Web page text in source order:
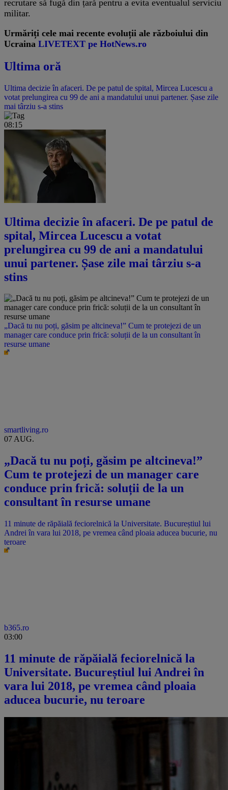
recrutare să fugă din țară pentru a evita eventualul serviciu
militar.
Urmăriți cele mai recente evoluții ale războiului din
Ucraina LIVETEXT pe HotNews.ro
Ultima oră
Ultima decizie în afaceri. De pe patul de spital, Mircea Lucescu a
votat prelungirea cu 99 de ani a mandatului unui partener. Șase zile
mai târziu s-a stins
08:15
Ultima decizie în afaceri. De pe patul de
spital, Mircea Lucescu a votat
prelungirea cu 99 de ani a mandatului
unui partener. Șase zile mai târziu s-a
stins
„Dacă tu nu poți, găsim pe altcineva!” Cum te protejezi de un
manager care conduce prin frică: soluții de la un consultant în
resurse umane
smartliving.ro
07 AUG.
„Dacă tu nu poți, găsim pe altcineva!”
Cum te protejezi de un manager care
conduce prin frică: soluții de la un
consultant în resurse umane
11 minute de răpăială feciorelnică la Universitate. Bucureștiul lui
Andrei în vara lui 2018, pe vremea când ploaia aducea bucurie, nu
teroare
b365.ro
03:00
11 minute de răpăială feciorelnică la
Universitate. Bucureștiul lui Andrei în
vara lui 2018, pe vremea când ploaia
aducea bucurie, nu teroare